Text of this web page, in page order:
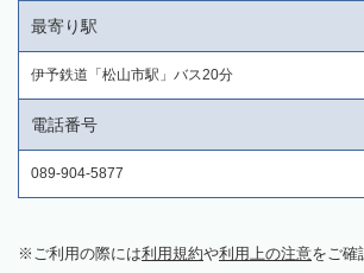
最寄り駅
伊予鉄道「松山市駅」バス20分
電話番号
089-904-5877
ご利用の際には利用規約や利用上の注意をご確